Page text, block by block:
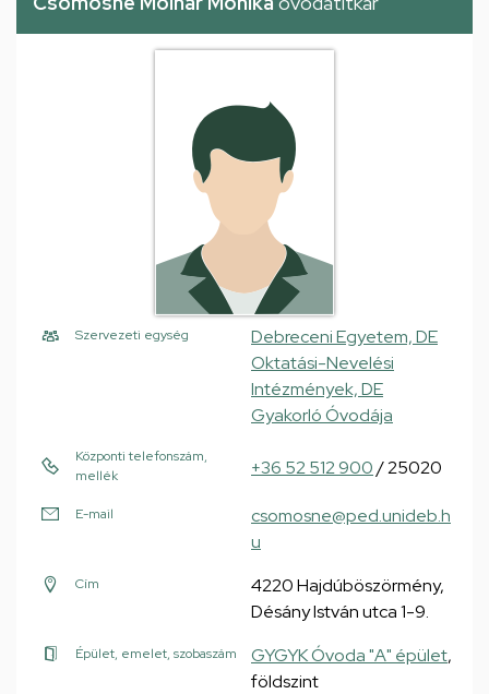
Szervezeti egység
Debreceni Egyetem, DE
Oktatási-Nevelési
Intézmények, DE
Gyakorló Óvodája
Központi telefonszám,
mellék
+36 52 512 900/ 25020
E-mail
csomosne@ped.unideb.h
u
Cím
4220 Hajdúböszörmény,
Désány István utca 1-9.
Épület, emelet, szobaszám GYGYK Óvoda "A" épület,
földszint